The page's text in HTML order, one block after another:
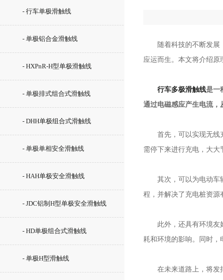
- 行车单极滑触线
- 单极铝合金滑触线
- HXPnR-H型单极滑触线
- 单极排式组合式滑触线
- DHH单极组合式滑触线
- 单极单相安全滑触线
- HAH单极安全滑触线
- JDC铝制H型单极安全滑触线
- HD单极组合式滑触线
- 单极H型滑触线
随着科技的不断发展，
应运而生。本文将介绍
行车多极滑触线是一
通过电磁感应产生电流，
首先，可以实现无线充
需停下来进行充电，大大
其次，可以为电动车辆
程，并解决了充电桩资源
此外，还具有环境友好
耗和环境的影响。同时，
在未来道路上，将发挥